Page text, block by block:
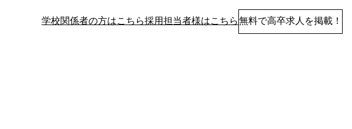
学校関係者の方はこちら採用担当者様はこちら無料で高卒求人を掲載！